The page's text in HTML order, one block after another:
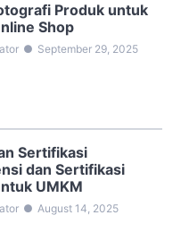
Produk untuk
Shop
● September 29, 2025
Sertifikasi
dan Sertifikasi
UMKM
● August 14, 2025